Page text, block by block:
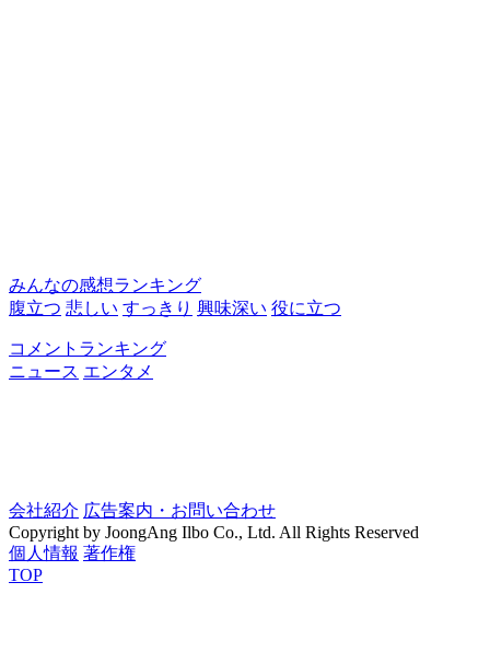
みんなの感想ランキング
腹立つ 悲しい すっきり 興味深い 役に立つ
コメントランキング
ニュース エンタメ
会社紹介 広告案内・お問い合わせ
Copyright by JoongAng Ilbo Co., Ltd. All Rights Reserved
個人情報 著作権
TOP